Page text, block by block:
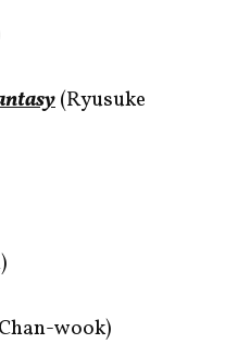
(Ryusuke
wook)